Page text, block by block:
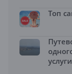
Топ
услуги